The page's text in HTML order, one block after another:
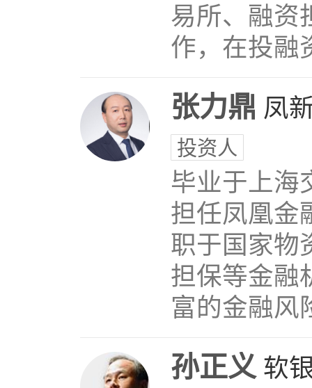
易所、融资
作，在投融
张力鼎 凤
投资人
毕业于上海
担任凤凰金
职于国家物
担保等金融
富的金融风
孙正义 软